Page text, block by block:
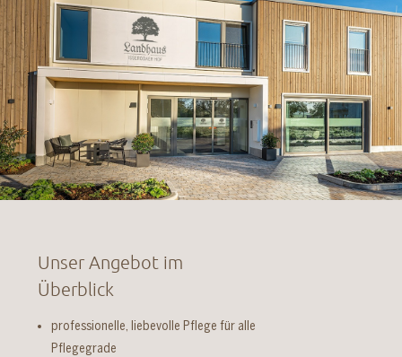
Unser Angebot im
Überblick
professionelle, liebevolle Pflege für alle
Pflegegrade